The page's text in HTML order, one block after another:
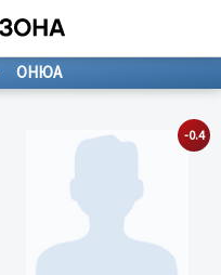
ОНЮА
-0.4